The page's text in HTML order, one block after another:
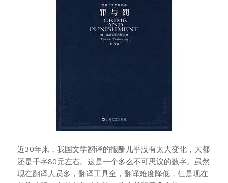
近30年来，我国文学翻译的报酬几乎没有太大变化，大都
还是千字80元左右。这是一个多么不可思议的数字。虽然
现在翻译人员多，翻译工具全，翻译难度降低，但是现在